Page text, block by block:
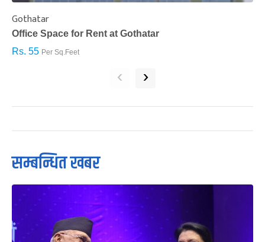
Gothatar
Office Space for Rent at Gothatar
Rs. 55 Per Sq.Feet
‹ ›
सम्बन्धित खबर